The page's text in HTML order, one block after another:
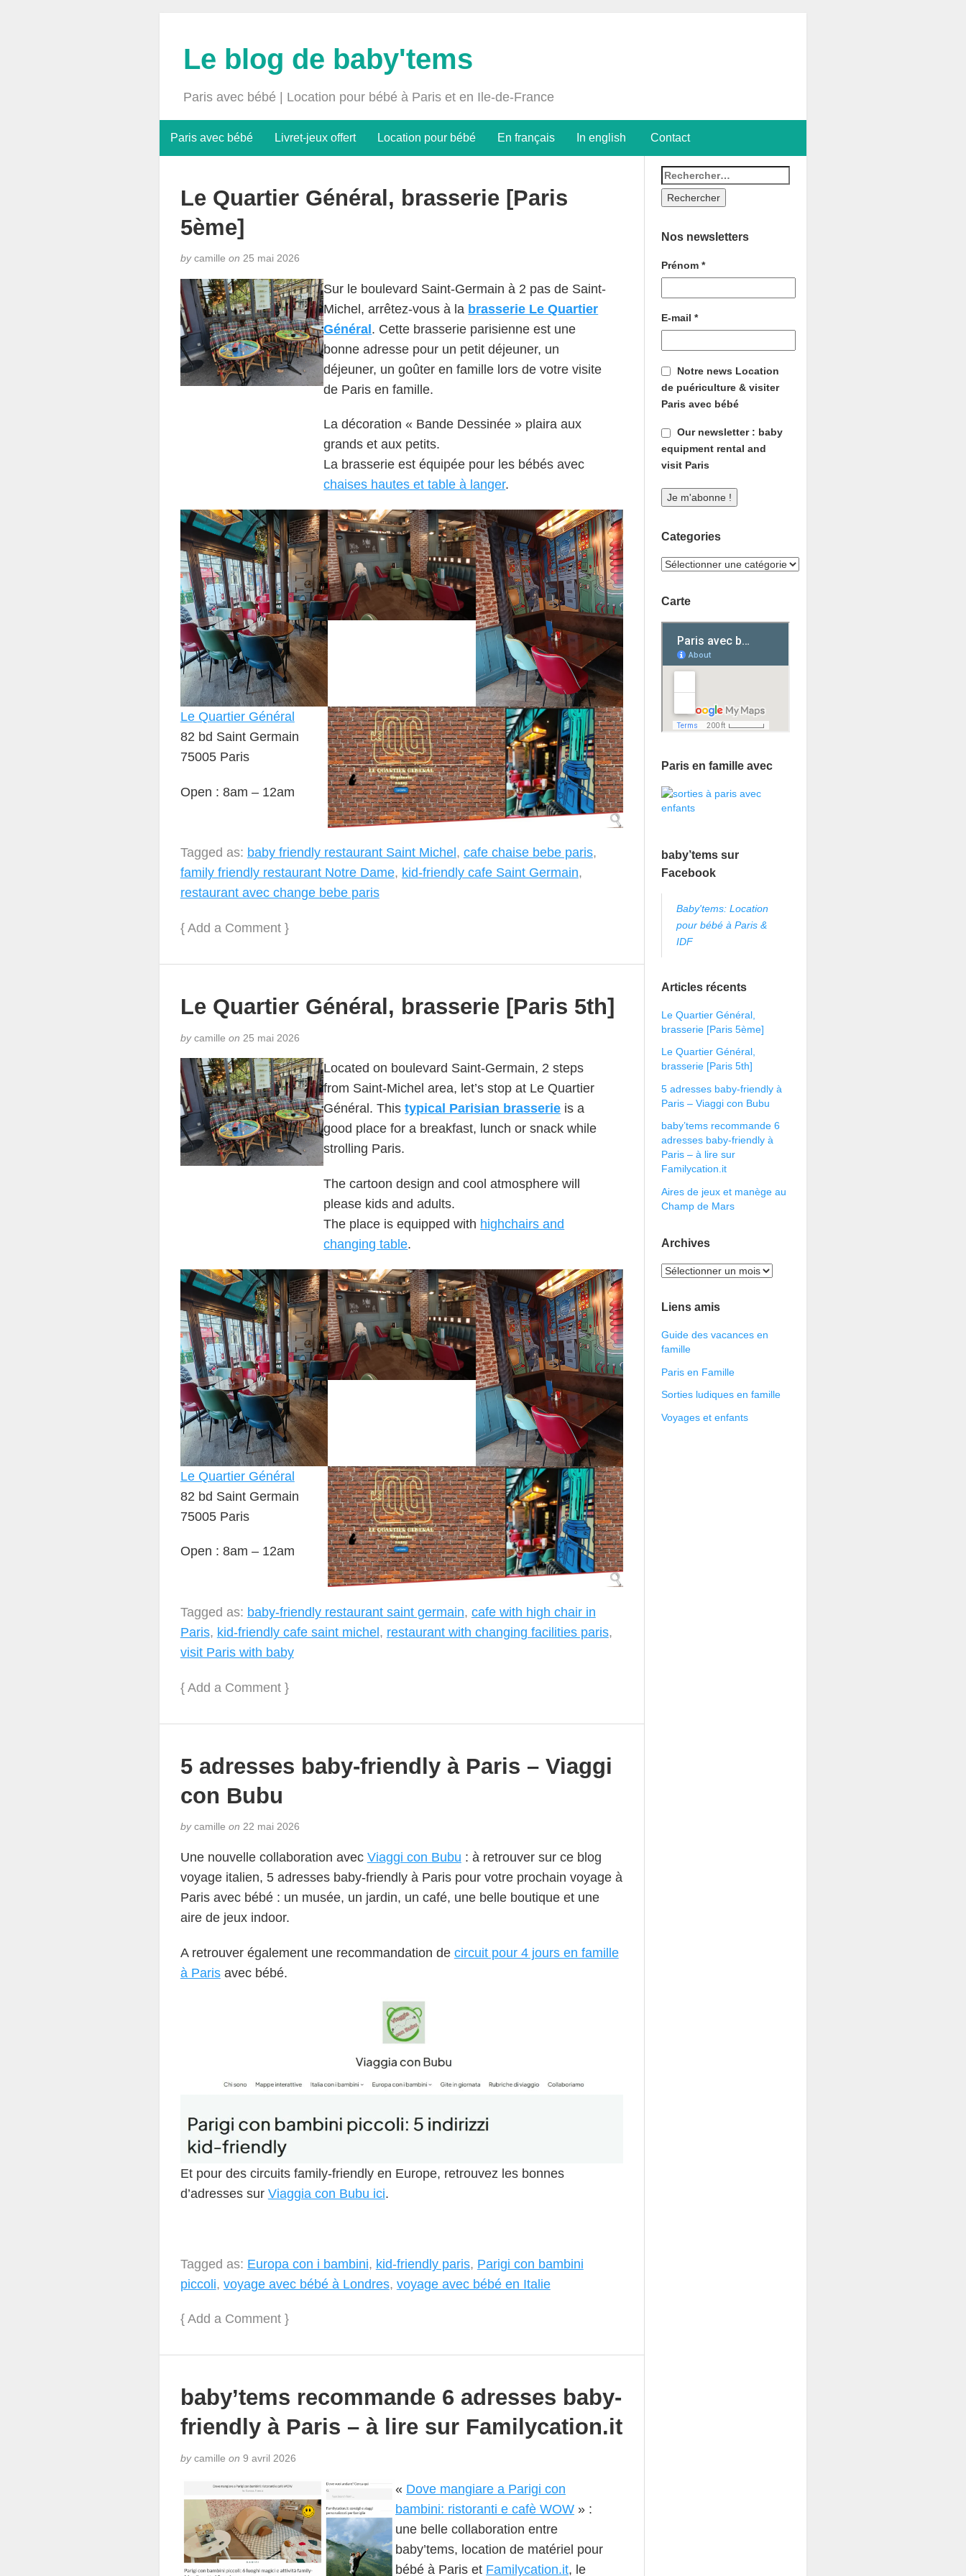
Le blog de baby'tems
Paris avec bébé | Location pour bébé à Paris et en Ile-de-France
Paris avec bébé Livret-jeux offert Location pour bébé En français In english Contact
Le Quartier Général, brasserie [Paris
5ème]
bycamille on 25 mai 2026
Sur le boulevard Saint-Germain à 2 pas de Saint-
Michel, arrêtez-vous à la brasserie Le Quartier
Général. Cette brasserie parisienne est une
bonne adresse pour un petit déjeuner, un
déjeuner, un goûter en famille lors de votre visite
de Paris en famille.
La décoration « Bande Dessinée » plaira aux
grands et aux petits.
La brasserie est équipée pour les bébés avec
chaises hautes et table à langer.
Le Quartier Général
82 bd Saint Germain
75005 Paris
Open : 8am – 12am
Tagged as: baby friendly restaurant Saint Michel , cafe chaise bebe paris,
family friendly restaurant Notre Dame, kid-friendly cafe Saint Germain,
restaurant avec change bebe paris
{ Add a Comment}
Le Quartier Général, brasserie [Paris 5th]
bycamille on 25 mai 2026
Located on boulevard Saint-Germain, 2 steps
from Saint-Michel area, let’s stop at Le Quartier
Général. Thistypical Parisian brasserie is a
good place for a breakfast, lunch or snack while
strolling Paris.
The cartoon design and cool atmosphere will
please kids and adults.
The place is equipped with highchairs and
changing table.
Le Quartier Général
82 bd Saint Germain
75005 Paris
Open : 8am – 12am
Tagged as: baby-friendly restaurant saint germain, cafe with high chair in
Paris, kid-friendly cafe saint michel , restaurant with changing facilities paris,
visit Paris with baby
{ Add a Comment}
5 adresses baby-friendly à Paris – Viaggi
con Bubu
bycamille on 22 mai 2026
Une nouvelle collaboration avec Viaggi con Bubu : à retrouver sur ce blog
voyage italien, 5 adresses baby-friendly à Paris pour votre prochain voyage à
Paris avec bébé : un musée, un jardin, un café, une belle boutique et une
aire de jeux indoor.
A retrouver également une recommandation de circuit pour 4 jours en famille
à Parisavec bébé.
Et pour des circuits family-friendly en Europe, retrouvez les bonnes
d’adresses sur Viaggia con Bubu ici.
Tagged as: Europa con i bambini, kid-friendly paris, Parigi con bambini
piccoli, voyage avec bébé à Londres, voyage avec bébé en Italie
{ Add a Comment}
baby’tems recommande 6 adresses baby-
friendly à Paris – à lire sur Familycation.it
bycamille on 9 avril 2026
« Dove mangiare a Parigi con
bambini: ristoranti e cafè WOW » :
une belle collaboration entre
baby’tems, location de matériel pour
bébé à Paris et Familycation.it, le
Nos newsletters
Prénom*
E-mail*
Notre news Location
de puériculture & visiter
Paris avec bébé
Our newsletter : baby
equipment rental and
visit Paris
Categories
Carte
Paris en famille avec
baby’tems sur
Facebook
Baby'tems: Location
pour bébé à Paris &
IDF
Articles récents
Le Quartier Général,
brasserie [Paris 5ème]
Le Quartier Général,
brasserie [Paris 5th]
5 adresses baby-friendly à
Paris – Viaggi con Bubu
baby’tems recommande 6
adresses baby-friendly à
Paris – à lire sur
Familycation.it
Aires de jeux et manège au
Champ de Mars
Archives
Liens amis
Guide des vacances en
famille
Paris en Famille
Sorties ludiques en famille
Voyages et enfants